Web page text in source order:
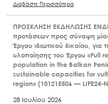
Διαβάστε Περισσότερα
ΠΡΟΣΚΛΗΣΗ ΕΚΔΗΛΩΣΗΣ
προτάσεων προς σύναψη
Έργου ιδιωτικού δικαίου,
υλοποίησης του Έργου «Full
population in the Balkan
sustainable capacities for
region» (101215506 — LIFE24-
28 Ιουλίου 2026